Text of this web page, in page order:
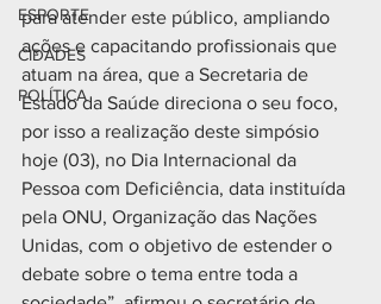
ESPORTE
CIDADES
POLÍTICA
para atender este público, ampliando
ações e capacitando profissionais que
atuam na área, que a Secretaria de
Estado da Saúde direciona o seu foco,
por isso a realização deste simpósio
hoje (03), no Dia Internacional da
Pessoa com Deficiência, data instituída
pela ONU, Organização das Nações
Unidas, com o objetivo de estender o
debate sobre o tema entre toda a